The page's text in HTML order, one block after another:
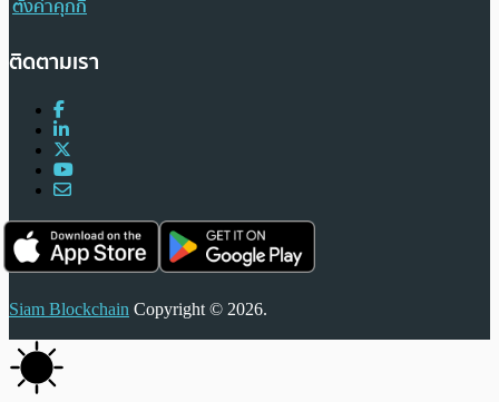
ตั้งค่าคุกกี้
ติดตามเรา
Siam Blockchain Copyright © 2026.